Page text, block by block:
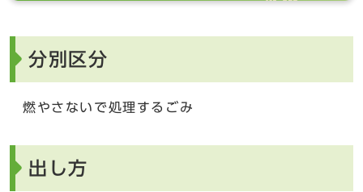
分別区分
燃やさないで処理するごみ
出し方